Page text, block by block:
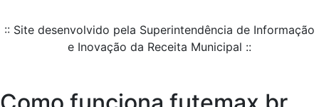
:: Site desenvolvido pela Superintendência de Informação
e Inovação da Receita Municipal ::